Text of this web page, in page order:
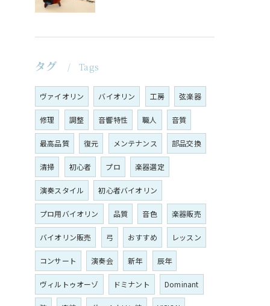
タグ Tags
ヴァイオリン バイオリン 工房 弦楽器
修理 調整 音響特性 職人 音質
最高品質 復元 メンテナンス 部品交換
清掃 初心者 プロ 楽器選定
演奏スタイル 初心者バイオリン
プロ用バイオリン 品質 音色 楽器販売
バイオリン販売 弓 おすすめ レッスン
コンサート 演奏会 新年 辰年
ヴィルトゥオーゾ ドミナント Dominant